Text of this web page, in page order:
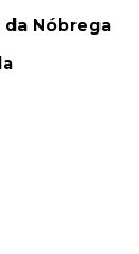
da Nóbrega